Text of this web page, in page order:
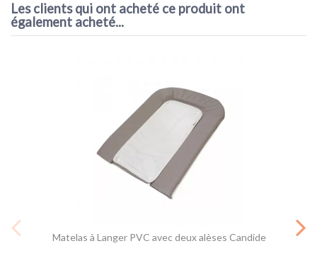
Les clients qui ont acheté ce produit ont
également acheté...
Matelas à Langer PVC avec deux alèses Candide